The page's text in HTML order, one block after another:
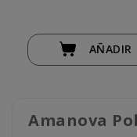
AÑADIR
Amanova